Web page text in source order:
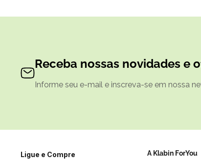
Receba nossas novidades e
Informe seu e-mail e inscreva-se em nossa
Ligue e Compre
A Klabin ForYou